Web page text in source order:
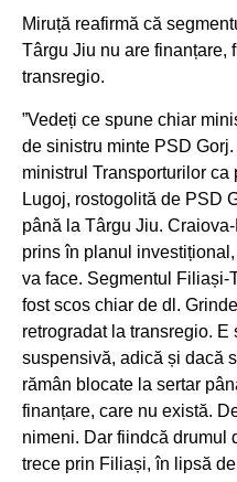
Miruță reafirmă că
Târgu Jiu nu are finanțare,
transregio.
”Vedeți ce spune chiar
de sinistru minte PSD
ministrul Transporturilor
Lugoj, rostogolită de PSD
până la Târgu Jiu.
prins în planul
va face. Segmentul Filiași-
fost scos chiar de dl.
retrogradat la transregio.
suspensivă, adică și dacă
rămân blocate la sertar
finanțare, care nu există.
nimeni. Dar fiindcă drumul
trece prin Filiași, în lipsă